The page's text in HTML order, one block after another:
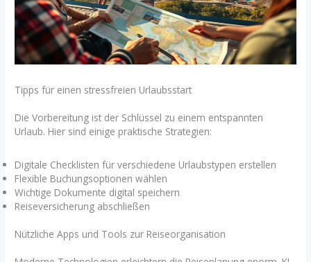
Tipps für einen stressfreien Urlaubsstart
Die Vorbereitung ist der Schlüssel zu einem entspannten
Urlaub. Hier sind einige praktische Strategien:
Digitale Checklisten für verschiedene Urlaubstypen erstellen
Flexible Buchungsoptionen wählen
Wichtige Dokumente digital speichern
Reiseversicherung abschließen
Nützliche Apps und Tools zur Reiseorganisation